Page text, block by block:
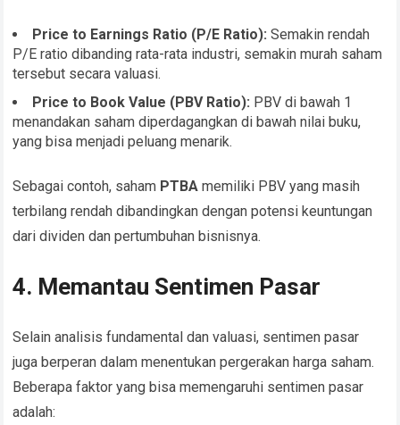
Price to Earnings Ratio (P/E Ratio): Semakin rendah
P/E ratio dibanding rata-rata industri, semakin murah saham
tersebut secara valuasi.
Price to Book Value (PBV Ratio): PBV di bawah 1
menandakan saham diperdagangkan di bawah nilai buku,
yang bisa menjadi peluang menarik.
Sebagai contoh, saham PTBA memiliki PBV yang masih
terbilang rendah dibandingkan dengan potensi keuntungan
dari dividen dan pertumbuhan bisnisnya.
4. Memantau Sentimen Pasar
Selain analisis fundamental dan valuasi, sentimen pasar
juga berperan dalam menentukan pergerakan harga saham.
Beberapa faktor yang bisa memengaruhi sentimen pasar
adalah: